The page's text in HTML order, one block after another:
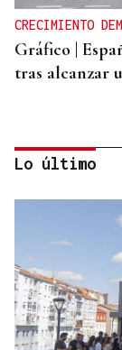
CRECIMIENTO
Gráfico |
tras alcanzar
CRISIS
Lo último